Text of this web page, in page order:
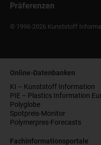
Präferenzen
© 1996-2026 Kunststoff
Online-Datenbanken
KI – Kunststoff Information
PIE – Plastics Information
Polyglobe
Spotpreis-Monitor
Polymerpres-Forecasts
Fachinformationsportale